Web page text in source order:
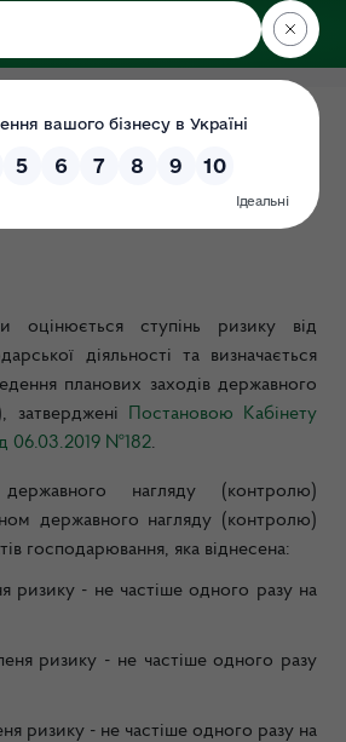
області
періодичність
планових
оцінюється ступінь ризику від
діяльності та визначається
планових заходів державного
затверджені
Постановою Кабінету
06.03.2019 №182.
нагляду (контролю)
державного нагляду (контролю)
господарювання, яка віднесена:
ризику - не частіше одного разу на
ризику - не частіше одного разу
ризику - не частіше одного разу на